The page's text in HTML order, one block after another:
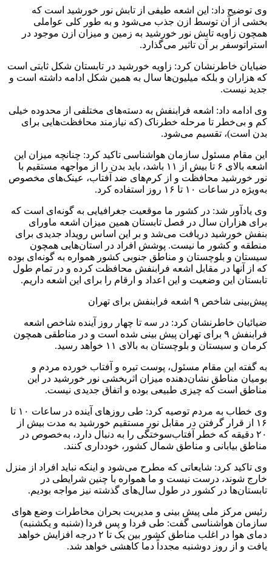
وی توضیح داد: این اشعه طیفی از تابش نور خورشید است که
بخشی از آن توسط ازن جذب می‌شود و به طور کلی عواملی
همچون زاویه تابش نور خورشید به زمین و میزان ازن موجود در
استراتوسفر بر آن تاثیر می‌گذارد.
ضیایان خاطرنشان کرد: زاویه خورشید در تابستان شکل ثابتی است
که هزاران و بلکه میلیون‌ها سال به همین شکل ادامه داشته است و
جدید نیست.
وی ادامه داد: اشعه فرابنفش به دسته‌های مختلفی از محدوده خیلی
کم و بی‌خطر تا مرحله خطرناک (که نیازمند محافظت‌هایی برای
بدن است)، تقسیم می‌شود.
این مقام مسئول سازمان هواشناسی تاکید کرد: چنانچه میزان این
اشعه بالای ۶ تا بیش از ۱۱ باشد، باید بدن را از مواجهه مستقیم با
نور خورشید محافظت و از کرم‌های ضد آفتاب، عینک‌های مخصوص
به‌ویژه در ساعات ۱۰ تا ۱۶ روز استفاده کرد.
وی یادآور شد: در کشور ما موقعیت جغرافیایی به گونه‌ای است که
برای هزاران سال در فصل تابستان همین میزان اشعه ماورای
بنفش خورشید دریافت می‌شد و بر این اساس رویداد جدیدی برای
منطقه و کشور ما نیست. پوشش افراد در استان‌هایی همچون
سیستان و بلوچستان و مناطق جنوبی کشور همواره به گونه‌ای بوده
که از آنها در مقابل اشعه فرابنفش محافظت کرده و در تمام طول
تابستان این وضعیت و این اعداد و ارقام را برای این اشعه داریم.
پیش‌بینی شاخص ۹ اشعه فرابنفش برای تهران
ضیائیان خاطرنشان کرد: در سه تا چهار روز آینده شاخص اشعه
فرابنفش ۹ برای تهران پیش بینی شده است و در مناطقی همچون
کرمان و سیستان و بلوچستان به بالای ۱۱ خواهد رسید.
به گفته این مقام مسئول، پوست تیره و آفتاب خورده مردم و
بومیان مناطق نشان‌دهنده میزان اثربخشی نور خورشید در این
مناطق است که چیزی طبیعی بوده و اتفاق جدیدی نیست.
وی خطاب به مردم توصیه کرد: طی روزهای آینده در ساعات ۱۰ تا
۱۶ از قرار گرفتن در مقابل نور مستقیم خورشید به مدت بیش از
۲۰ دقیقه که خطر آفتاب‌سوختگی را به دنبال دارد، به‌خصوص در
مناطق بیابانی و مناطق شمال کشور، خودداری کنند.
وی تاکید کرد: شایعاتی که مطرح می‌شود و اینکه نباید افراد از منزل
خارج شوند، درست نیست و ما همواره با چنین شرایطی در
تابستان‌ها در کشور در طول سال‌های گذشته نیز مواجه بودیم.
رئیس مرکز ملی پیش بینی و مدیریت بحران مخاطرات وضع هوای
سازمان هواشناسی گفت: طی فردا و پس فردا (شنبه و یکشنبه)
دمای هوا در اغلب مناطق کشور بین یک تا ۲ درجه افزایش خواهد
یافت و از روز دوشنبه مجدداً دما کاهشی خواهد شد.